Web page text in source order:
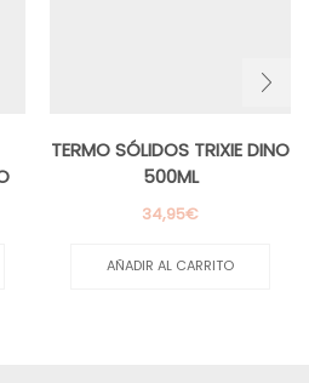
TERMO SÓLIDOS TRIXIE DINO
500ML
34,95€
AÑADIR AL CARRITO